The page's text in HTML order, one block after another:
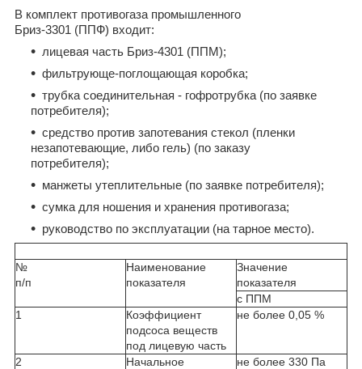
В комплект противогаза промышленного
Бриз-3301 (ППФ) входит:
лицевая часть Бриз-4301 (ППМ);
фильтрующе-поглощающая коробка;
трубка соединительная - гофротрубка (по заявке
потребителя);
средство против запотевания стекол (пленки
незапотевающие, либо гель) (по заказу
потребителя);
манжеты утеплительные (по заявке потребителя);
сумка для ношения и хранения противогаза;
руководство по эксплуатации (на тарное место).
№
п/п
Наименование
показателя
Значение
показателя
с ППМ
1
Коэффициент
подсоса веществ
под лицевую часть
не более 0,05 %
2
Начальное
не более 330 Па